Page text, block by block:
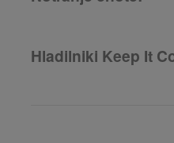
Hladilniki Keep It